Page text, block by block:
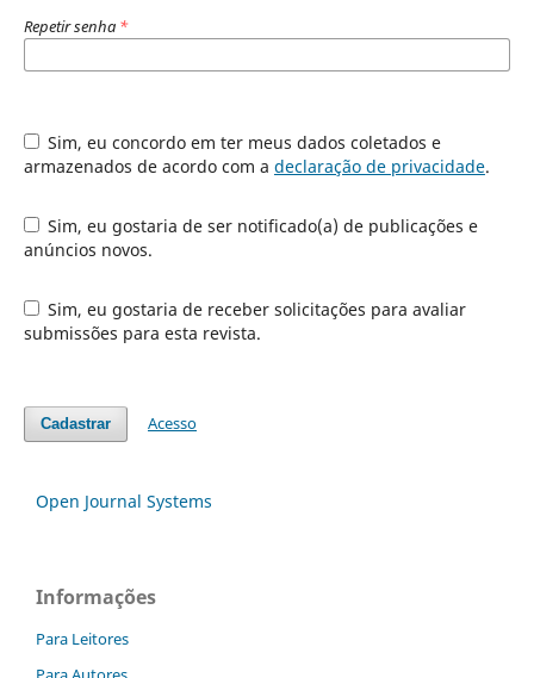
Repetir senha *
Sim, eu concordo em ter meus dados coletados e
armazenados de acordo com a declaração de privacidade.
Sim, eu gostaria de ser notificado(a) de publicações e
anúncios novos.
Sim, eu gostaria de receber solicitações para avaliar
submissões para esta revista.
Cadastrar Acesso
Open Journal Systems
Informações
Para Leitores